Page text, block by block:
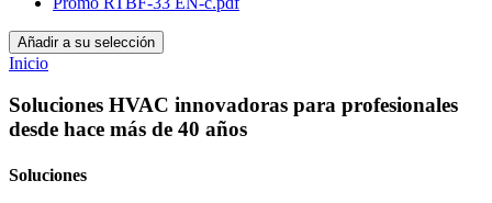
Añadir a su selección
Inicio
Soluciones HVAC innovadoras para profesionales
desde hace más de 40 años
Soluciones